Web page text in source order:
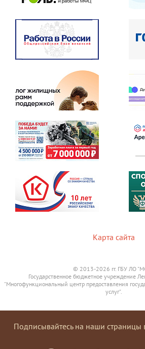
Карта сайта
© 2013-2026 гг. ГБУ ЛО
Государственное бюджетное учреждение
"Многофункциональный центр предоставления
услуг".
Подписывайтесь на наши страницы